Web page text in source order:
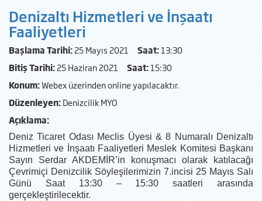
Denizaltı Hizmetleri ve İnşaatı
Faaliyetleri
Başlama Tarihi:25 Mayıs 2021 Saat:13:30
Bitiş Tarihi:25 Haziran 2021 Saat:15:30
Konum:Webex üzerinden online yapılacaktır.
Düzenleyen:Denizcilik MYO
Açıklama:
Deniz Ticaret Odası Meclis Üyesi & 8 Numaralı Denizaltı
Hizmetleri ve İnşaatı Faaliyetleri Meslek Komitesi Başkanı
Sayın Serdar AKDEMİR’in konuşmacı olarak katılacağı
Çevrimiçi Denizcilik Söyleşilerimizin 7.incisi 25 Mayıs Salı
Günü Saat 13:30 – 15:30 saatleri arasında
gerçekleştirilecektir.